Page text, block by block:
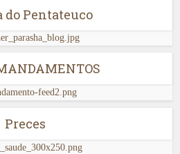
do Pentateuco
Preces